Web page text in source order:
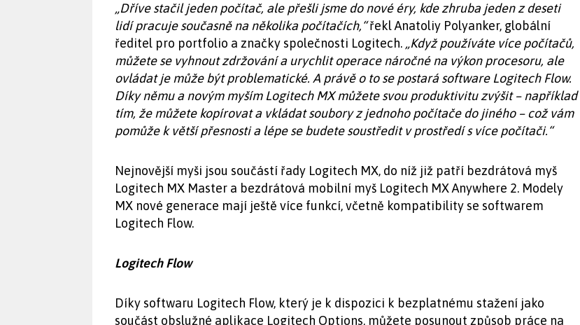
„Dříve stačil jeden počítač, ale přešli jsme do nové éry, kde zhruba jeden z deseti
lidí pracuje současně na několika počítačích,“řekl Anatoliy Polyanker, globální
ředitel pro portfolio a značky společnosti Logitech. „Když používáte více počítačů,
můžete se vyhnout zdržování a urychlit operace náročné na výkon procesoru, ale
ovládat je může být problematické. A právě o to se postará software Logitech Flow.
Díky němu a novým myším Logitech MX můžete svou produktivitu zvýšit – například
tím, že můžete kopírovat a vkládat soubory z jednoho počítače do jiného – což vám
pomůže k větší přesnosti a lépe se budete soustředit v prostředí s více počítači.“
Nejnovější myši jsou součástí řady Logitech MX, do níž již patří bezdrátová myš
Logitech MX Master a bezdrátová mobilní myš Logitech MX Anywhere 2. Modely
MX nové generace mají ještě více funkcí, včetně kompatibility se softwarem
Logitech Flow.
Logitech Flow
Díky softwaru Logitech Flow, který je k dispozici k bezplatnému stažení jako
součást obslužné aplikace Logitech Options, můžete posunout způsob práce na